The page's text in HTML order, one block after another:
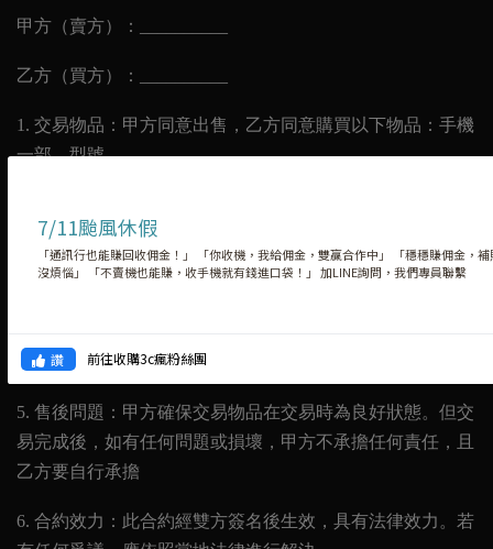
甲方（賣方）：__________
乙方（買方）：__________
1. 交易物品：甲方同意出售，乙方同意購買以下物品：手機
一部，型號__________。
交易方式：當面交易，現金支付或其他雙方同意的支付方
式。
付款。若有任何瑕疵或損壞，應當即時提出。
5. 售後問題：甲方確保交易物品在交易時為良好狀態。但交
易完成後，如有任何問題或損壞，甲方不承擔任何責任，且
乙方要自行承擔
6. 合約效力：此合約經雙方簽名後生效，具有法律效力。若
7/11颱風休假
「通訊行也能賺回收佣金！」 「你收機，我給佣金，雙贏合作中」 「穩穩賺佣金，
沒煩惱」 「不賣機也能賺，收手機就有錢進口袋！」 加LINE詢問，我們專員聯繫
讚 前往收購3c瘋粉絲團